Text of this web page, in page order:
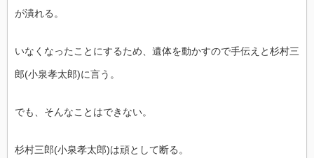
が潰れる。
いなくなったことにするため、遺体を動かすので手伝えと杉村三
郎(小泉孝太郎)に言う。
でも、そんなことはできない。
杉村三郎(小泉孝太郎)は頑として断る。